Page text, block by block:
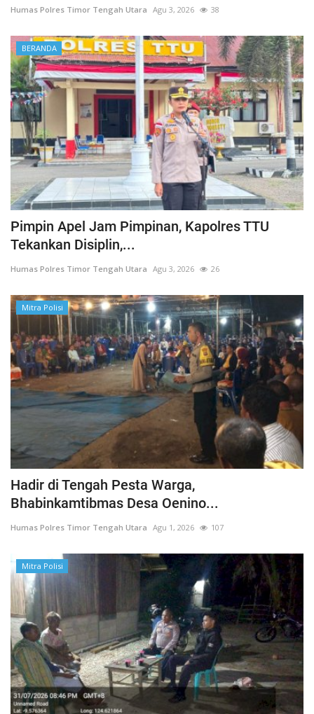
Humas Polres Timor Tengah Utara Agu 3, 2026 38
BERANDA
Pimpin Apel Jam Pimpinan, Kapolres TTU
Tekankan Disiplin,...
Humas Polres Timor Tengah Utara Agu 3, 2026 26
Mitra Polisi
Hadir di Tengah Pesta Warga,
Bhabinkamtibmas Desa Oenino...
Humas Polres Timor Tengah Utara Agu 1, 2026 107
Mitra Polisi